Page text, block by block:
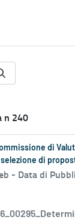
n 240
di
selezione di
- Data di